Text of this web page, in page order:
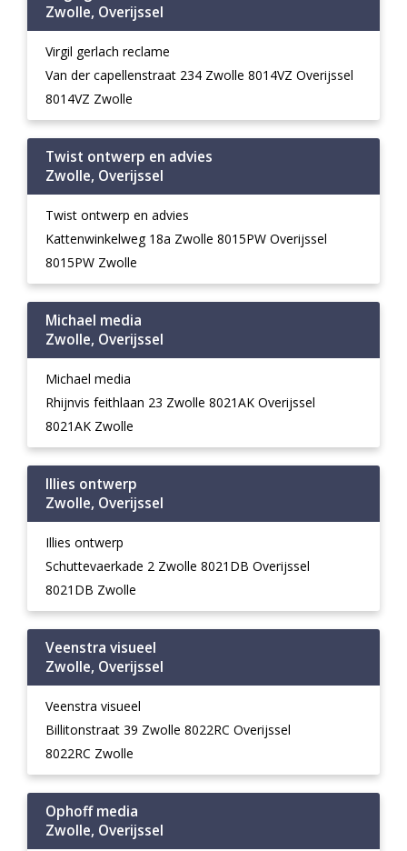
Zwolle, Overijssel
Virgil gerlach reclame
Van der capellenstraat 234 Zwolle 8014VZ Overijssel
8014VZ Zwolle
Twist ontwerp en advies
Zwolle, Overijssel
Twist ontwerp en advies
Kattenwinkelweg 18a Zwolle 8015PW Overijssel
8015PW Zwolle
Michael media
Zwolle, Overijssel
Michael media
Rhijnvis feithlaan 23 Zwolle 8021AK Overijssel
8021AK Zwolle
Illies ontwerp
Zwolle, Overijssel
Illies ontwerp
Schuttevaerkade 2 Zwolle 8021DB Overijssel
8021DB Zwolle
Veenstra visueel
Zwolle, Overijssel
Veenstra visueel
Billitonstraat 39 Zwolle 8022RC Overijssel
8022RC Zwolle
Ophoff media
Zwolle, Overijssel